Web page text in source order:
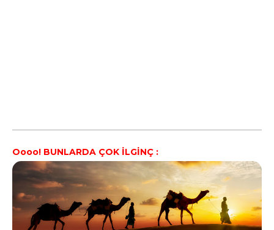
Oooo! BUNLARDA ÇOK İLGİNÇ :